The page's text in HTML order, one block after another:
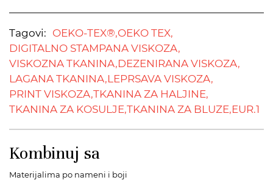
Tagovi: OEKO-TEX®,OEKO TEX,
DIGITALNO STAMPANA VISKOZA,
VISKOZNA TKANINA,DEZENIRANA VISKOZA,
LAGANA TKANINA,LEPRSAVA VISKOZA,
PRINT VISKOZA,TKANINA ZA HALJINE,
TKANINA ZA KOSULJE,TKANINA ZA BLUZE,EUR.1
Kombinuj sa
Materijalima po nameni i boji